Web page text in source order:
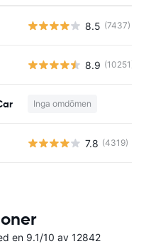
8.5 (7437)
8.9 (10251)
Inga omdömen
7.8 (4319)
en 9.1/10 av 12842